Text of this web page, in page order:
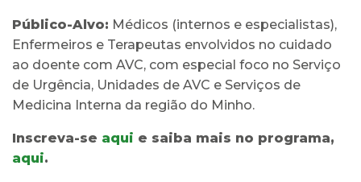
Público-Alvo: Médicos (internos e especialistas),
Enfermeiros e Terapeutas envolvidos no cuidado
ao doente com AVC, com especial foco no Serviço
de Urgência, Unidades de AVC e Serviços de
Medicina Interna da região do Minho.
Inscreva-se aqui e saiba mais no programa,
aqui.